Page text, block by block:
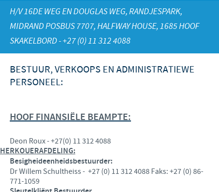
Produkte lys
Varke
Kontribusie
Ondersteuningsprogramme
Besigheid en wetenskaplike venootskappe
Jou persoonlike ontwikkeling
H/V 16DE WEG EN DOUGLAS WEG, RANDJESPARK,
MIDRAND POSBUS 7707, HALFWAY HOUSE, 1685 HOOF
SKAKELBORD - +27 (0) 11 312 4088
BESTUUR, VERKOOPS EN ADMINISTRATIEWE
PERSONEEL:
HOOF FINANSIËLE BEAMPTE:
Deon Roux - +27(0) 11 312 4088
HERKOUERAFDELING:
Besigheideenheidsbestuurder:
Dr Willem Schultheiss - +27 (0) 11 312 4088 Faks: +27 (0) 86-
771-1059